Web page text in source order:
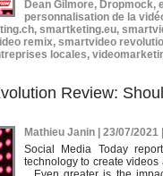
Dean Gilmore, Dropmock,
personnalisation de la
, smartketing.eu,
remix, smartvideo
locales,
Review:
Mathieu Janin | 23/07/2021
Social Media Today
technology to create